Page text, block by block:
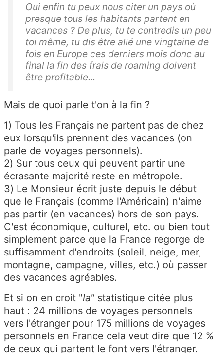
Oui enfin tu peux nous citer un pays où
presque tous les habitants partent en
vacances ? De plus, tu te contredis un peu
toi même, tu dis être allé une vingtaine de
fois en Europe ces derniers mois donc au
final la fin des frais de roaming doivent
être profitable...
Mais de quoi parle t'on à la fin ?
1) Tous les Français ne partent pas de chez
eux lorsqu'ils prennent des vacances (on
parle de voyages personnels).
2) Sur tous ceux qui peuvent partir une
écrasante majorité reste en métropole.
3) Le Monsieur écrit juste depuis le début
que le Français (comme l'Américain) n'aime
pas partir (en vacances) hors de son pays.
C'est économique, culturel, etc. ou bien tout
simplement parce que la France regorge de
suffisamment d'endroits (soleil, neige, mer,
montagne, campagne, villes, etc.) où passer
des vacances agréables.
Et si on en croit "la" statistique citée plus
haut : 24 millions de voyages personnels
vers l'étranger pour 175 millions de voyages
personnels en France cela veut dire que 12 %
de ceux qui partent le font vers l'étranger.